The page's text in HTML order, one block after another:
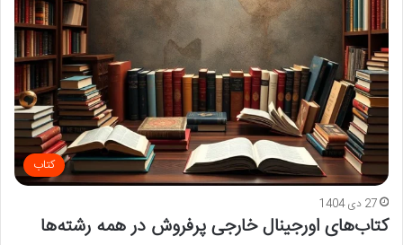
کتاب
27 دی 1404
کتاب‌های اورجینال خارجی پرفروش در همه رشته‌ها